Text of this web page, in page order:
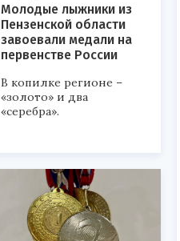
Молодые лыжники из
Пензенской области
завоевали медали на
первенстве России
В копилке регионе –
«золото» и два
«серебра».